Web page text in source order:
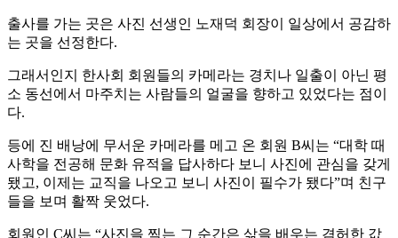
출사를 가는 곳은 사진 선생인 노재덕 회장이 일상에서 공감하
는 곳을 선정한다.
그래서인지 한사회 회원들의 카메라는 경치나 일출이 아닌 평
소 동선에서 마주치는 사람들의 얼굴을 향하고 있었다는 점이
다.
등에 진 배낭에 무서운 카메라를 메고 온 회원 B씨는 “대학 때
사학을 전공해 문화 유적을 답사하다 보니 사진에 관심을 갖게
됐고, 이제는 교직을 나오고 보니 사진이 필수가 됐다”며 친구
들을 보며 활짝 웃었다.
회원인 C씨는 “사진을 찍는 그 순간은 삶을 배우는 겸허한 값